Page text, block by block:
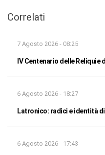
Correlati
7 Agosto 2026 - 08:25
IV Centenario delle Reliquie
6 Agosto 2026 - 18:27
Latronico: radici e identità
6 Agosto 2026 - 17:43